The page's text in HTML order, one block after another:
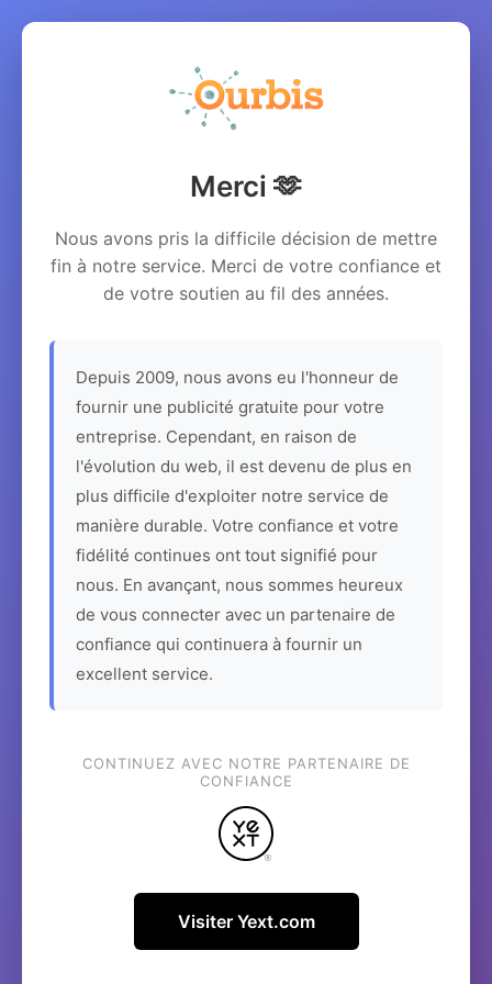
Merci 🫶
Nous avons pris la difficile décision de mettre
fin à notre service. Merci de votre confiance et
de votre soutien au fil des années.
Depuis 2009, nous avons eu l'honneur de
fournir une publicité gratuite pour votre
entreprise. Cependant, en raison de
l'évolution du web, il est devenu de plus en
plus difficile d'exploiter notre service de
manière durable. Votre confiance et votre
fidélité continues ont tout signifié pour
nous. En avançant, nous sommes heureux
de vous connecter avec un partenaire de
confiance qui continuera à fournir un
excellent service.
CONTINUEZ AVEC NOTRE PARTENAIRE DE
CONFIANCE
Visiter Yext.com